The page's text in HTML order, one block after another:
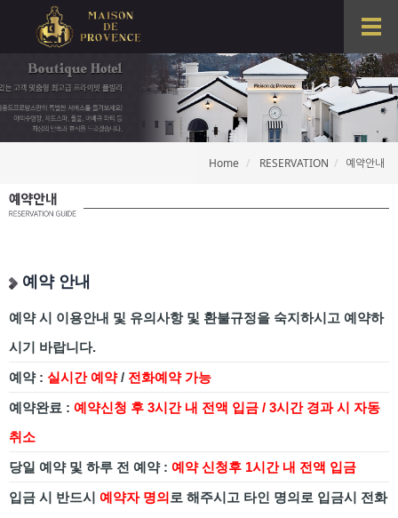
T
g
g
l
n
v
Home RESERVATION 예약안내
예약 안내
예약 시 이용안내 및 유의사항 및 환불규정을 숙지하시고 예약하
시기 바랍니다.
예약 : 실시간 예약/ 전화예약 가능
예약완료 : 예약신청 후 3시간 내 전액 입금 / 3시간 경과 시 자동
취소
당일 예약 및 하루 전 예약 : 예약 신청후 1시간 내 전액 입금
입금 시 반드시 예약자 명의 로 해주시고 타인 명의로 입금시 전화